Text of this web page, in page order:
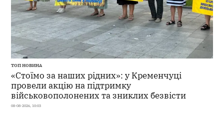
ТОП НОВИНА
«Стоїмо за наших рідних»: у Кременчуці
провели акцію на підтримку
військовополонених та зниклих безвісти
08-08-2026, 10:03